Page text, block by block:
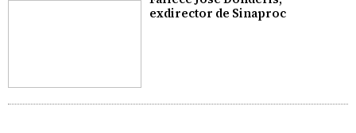
exdirector de Sinaproc